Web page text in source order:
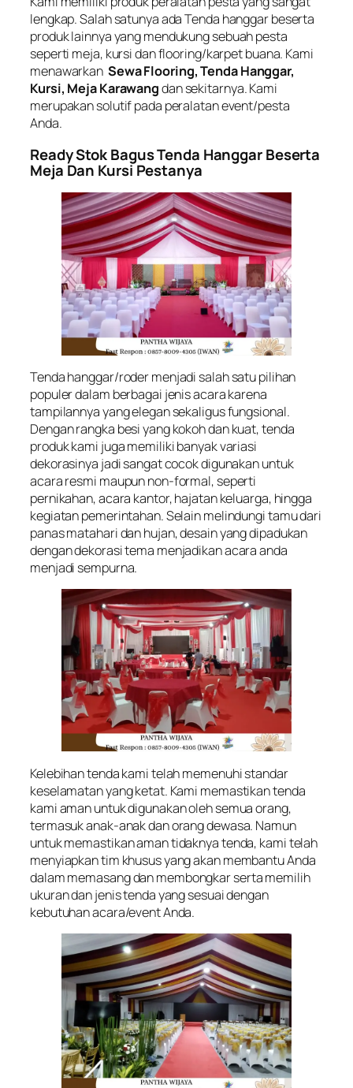
lengkap. Salah satunya ada Tenda hanggar beserta
produk lainnya yang mendukung sebuah pesta
seperti meja, kursi dan flooring/karpet buana. Kami
menawarkan Sewa Flooring, Tenda Hanggar,
Kursi, Meja Karawangdan sekitarnya. Kami
merupakan solutif pada peralatan event/pesta
Anda.
Ready Stok Bagus Tenda Hanggar Beserta
Meja Dan Kursi Pestanya
Tenda hanggar/roder menjadi salah satu pilihan
populer dalam berbagai jenis acara karena
tampilannya yang elegan sekaligus fungsional.
Dengan rangka besi yang kokoh dan kuat, tenda
produk kami juga memiliki banyak variasi
dekorasinya jadi sangat cocok digunakan untuk
acara resmi maupun non-formal, seperti
pernikahan, acara kantor, hajatan keluarga, hingga
kegiatan pemerintahan. Selain melindungi tamu dari
panas matahari dan hujan, desain yang dipadukan
dengan dekorasi tema menjadikan acara anda
menjadi sempurna.
Kelebihan tenda kami telah memenuhi standar
keselamatan yang ketat. Kami memastikan tenda
kami aman untuk digunakan oleh semua orang,
termasuk anak-anak dan orang dewasa. Namun
untuk memastikan aman tidaknya tenda, kami telah
menyiapkan tim khusus yang akan membantu Anda
dalam memasang dan membongkar serta memilih
ukuran dan jenis tenda yang sesuai dengan
kebutuhan acara/event Anda.